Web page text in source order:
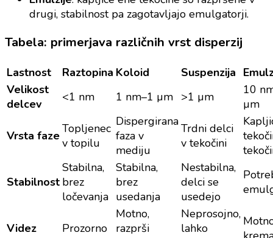
drugi, stabilnost pa zagotavljajo emulgatorji.
Tabela: primerjava različnih vrst disperzij
Lastnost Raztopina Koloid Suspenzija
Velikost
delcev
<1 nm 1 nm–1 µm >1 µm
10
µm
Vrsta fazeTopljenec
v topilu
Dispergirana
faza v
mediju
Trdni delci
v tekočini
Stabilnost
Stabilna,
brez
ločevanja
Stabilna,
brez
usedanja
Nestabilna,
delci se
usedejo
Videz Prozorno
Motno,
razprši
Neprosojno,
lahko